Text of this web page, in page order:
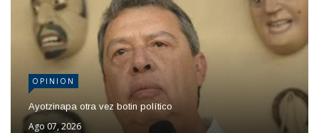
OPINION
Ayotzinapa otra vez botin político
Ago 07, 2026